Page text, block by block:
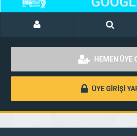
HEMEN ÜYE
ÜYE GİRİŞİ